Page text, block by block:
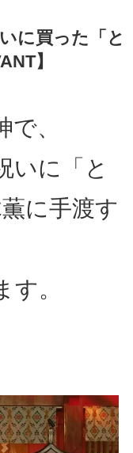
に買った「と
】
、
いに「と
に手渡す
。